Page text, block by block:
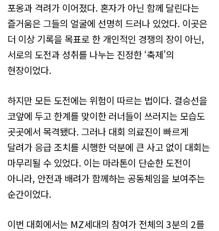
포옹과 격려가 이어졌다. 혼자가 아닌 함께 달린다는
즐거움은 그들의 얼굴에 선명히 드러나 있었다. 이곳은
더 이상 기록을 목표로 한 개인적인 경쟁의 장이 아닌,
서로의 도전과 성취를 나누는 진정한 ‘축제’의
현장이었다.
하지만 모든 도전에는 위험이 따르는 법이다. 결승선을
코앞에 두고 한계를 맞이한 러너들이 쓰러지는 모습도
곳곳에서 목격됐다. 그러나 대회 의료진이 빠르게
달려가 응급 조치를 시행한 덕분에 큰 사고 없이 대회는
마무리될 수 있었다. 이는 마라톤이 단순한 도전이
아니라, 안전과 배려가 함께하는 공동체임을 보여주는
순간이었다.
이번 대회에서는 MZ세대의 참여가 전체의 3분의 2를